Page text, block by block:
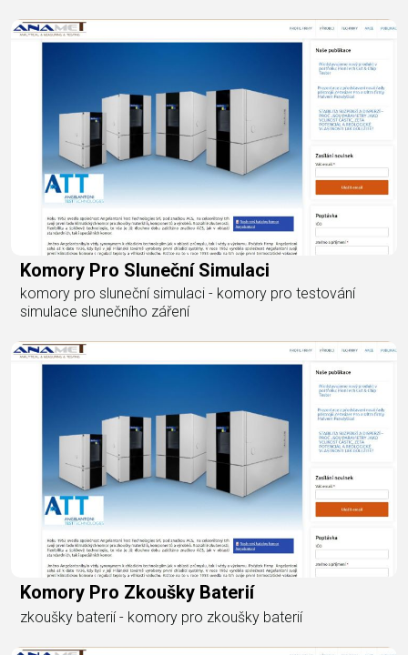
Komory Pro Sluneční Simulaci
komory pro sluneční simulaci - komory pro testování
simulace slunečního záření
Komory Pro Zkoušky Baterií
zkoušky baterií - komory pro zkoušky baterií